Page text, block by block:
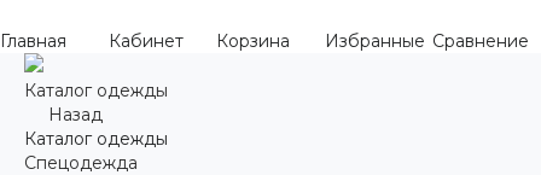
Главная Кабинет Корзина Избранные Сравнение
Каталог одежды
Назад
Каталог одежды
Спецодежда